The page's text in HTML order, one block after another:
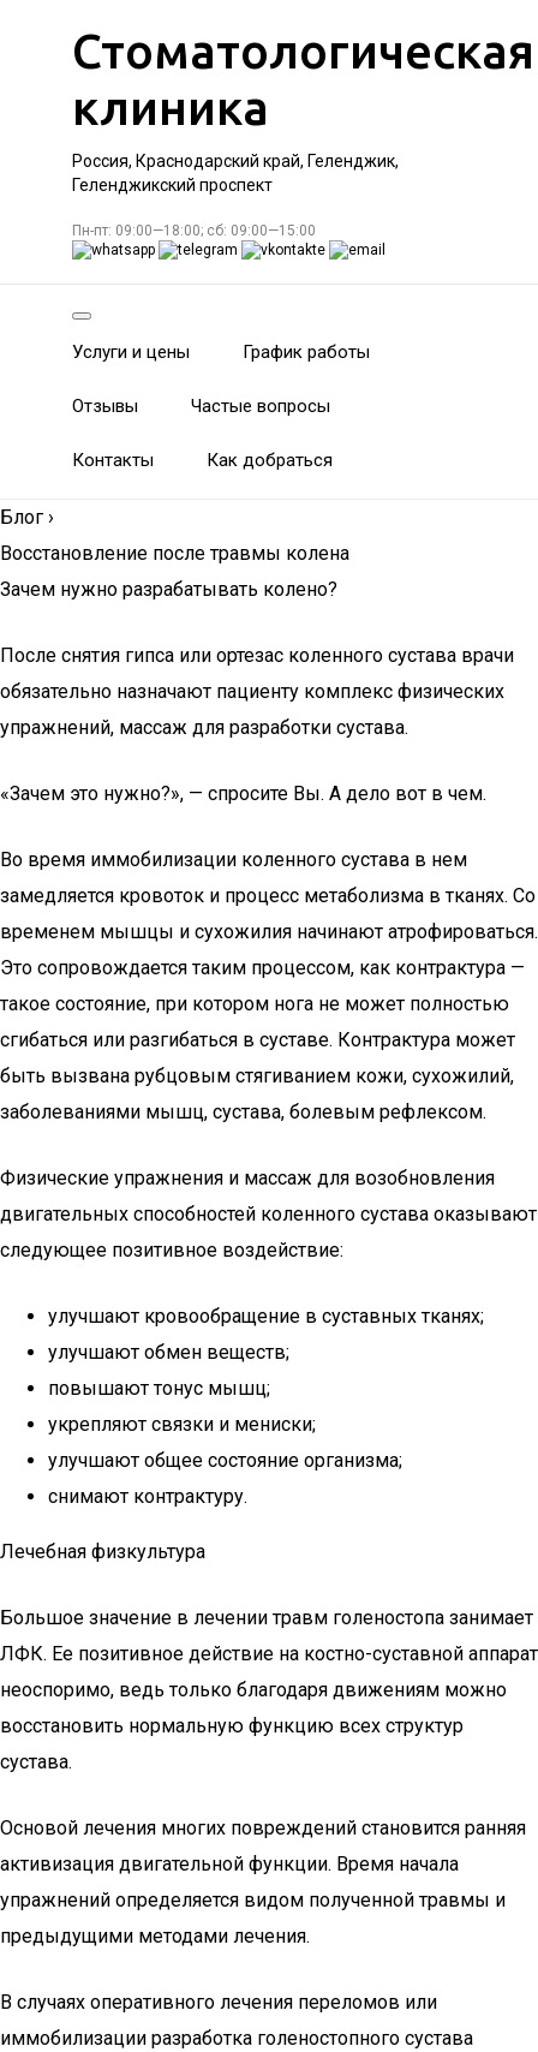
Стоматологическая
клиника
Россия, Краснодарский край, Геленджик,
Геленджикский проспект
Пн-пт: 09:00—18:00; сб: 09:00—15:00
Услуги и цены График работы
Отзывы Частые вопросы
Контакты Как добраться
Блог ›
Восстановление после травмы колена
Зачем нужно разрабатывать колено?
После снятия гипса или ортезас коленного сустава врачи
обязательно назначают пациенту комплекс физических
упражнений, массаж для разработки сустава.
«Зачем это нужно?», — спросите Вы. А дело вот в чем.
Во время иммобилизации коленного сустава в нем
замедляется кровоток и процесс метаболизма в тканях. Со
временем мышцы и сухожилия начинают атрофироваться.
Это сопровождается таким процессом, как контрактура —
такое состояние, при котором нога не может полностью
сгибаться или разгибаться в суставе. Контрактура может
быть вызвана рубцовым стягиванием кожи, сухожилий,
заболеваниями мышц, сустава, болевым рефлексом.
Физические упражнения и массаж для возобновления
двигательных способностей коленного сустава оказывают
следующее позитивное воздействие:
улучшают кровообращение в суставных тканях;
улучшают обмен веществ;
повышают тонус мышц;
укрепляют связки и мениски;
улучшают общее состояние организма;
снимают контрактуру.
Лечебная физкультура
Большое значение в лечении травм голеностопа занимает
ЛФК. Ее позитивное действие на костно-суставной аппарат
неоспоримо, ведь только благодаря движениям можно
восстановить нормальную функцию всех структур
сустава.
Основой лечения многих повреждений становится ранняя
активизация двигательной функции. Время начала
упражнений определяется видом полученной травмы и
предыдущими методами лечения.
В случаях оперативного лечения переломов или
иммобилизации разработка голеностопного сустава